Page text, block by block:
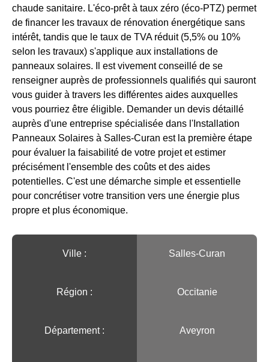
chaude sanitaire. L'éco-prêt à taux zéro (éco-PTZ) permet
de financer les travaux de rénovation énergétique sans
intérêt, tandis que le taux de TVA réduit (5,5% ou 10%
selon les travaux) s'applique aux installations de
panneaux solaires. Il est vivement conseillé de se
renseigner auprès de professionnels qualifiés qui sauront
vous guider à travers les différentes aides auxquelles
vous pourriez être éligible. Demander un devis détaillé
auprès d'une entreprise spécialisée dans l'Installation
Panneaux Solaires à Salles-Curan est la première étape
pour évaluer la faisabilité de votre projet et estimer
précisément l'ensemble des coûts et des aides
potentielles. C'est une démarche simple et essentielle
pour concrétiser votre transition vers une énergie plus
propre et plus économique.
Ville :️ Salles-Curan
Région :️ Occitanie
Département : Aveyron